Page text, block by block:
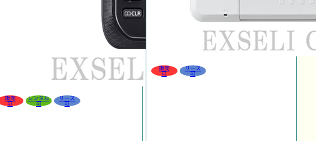
販売
可
レンタル
可
リース
可
販売
可
リース
可